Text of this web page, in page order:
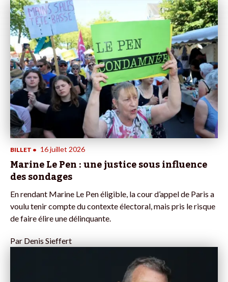
BILLET • 16 juillet 2026
Marine Le Pen : une justice sous influence
des sondages
En rendant Marine Le Pen éligible, la cour d’appel de Paris a
voulu tenir compte du contexte électoral, mais pris le risque
de faire élire une délinquante.
Par Denis Sieffert